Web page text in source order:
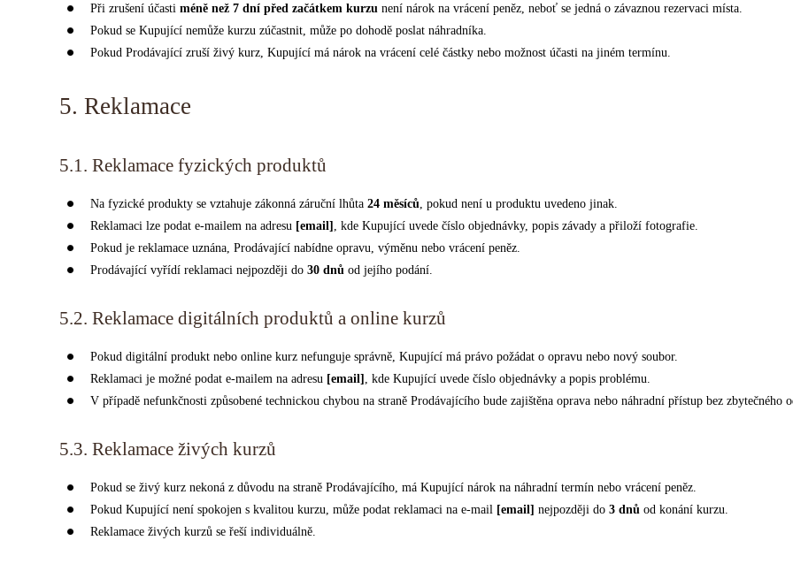
Při zrušení účastiméně než 7 dní před začátkem kurzu není nárok na vrácení peněz, neboť se jedná o závaznou rezervaci místa.
Pokud se Kupující nemůže kurzu zúčastnit, může po dohodě poslat náhradníka.
Pokud Prodávající zruší živý kurz, Kupující má nárok na vrácení celé částky nebo možnost účasti na jiném termínu.
5. Reklamace
5.1. Reklamace fyzických produktů
Na fyzické produkty se vztahuje zákonná záruční lhůta24 měsíců , pokud není u produktu uvedeno jinak.
Reklamaci lze podat e-mailem na adresu [email]
, kde Kupující uvede číslo objednávky, popis závady a přiloží fotografie.
Pokud je reklamace uznána, Prodávající nabídne opravu, výměnu nebo vrácení peněz.
Prodávající vyřídí reklamaci nejpozději do30 dnů od jejího podání.
5.2. Reklamace digitálních produktů a online kurzů
Pokud digitální produkt nebo online kurz nefunguje správně, Kupující má právo požádat o opravu nebo nový soubor.
Reklamaci je možné podat e-mailem na adresu [email] , kde Kupující uvede číslo objednávky a popis problému.
V případě nefunkčnosti způsobené technickou chybou na straně Prodávajícího bude zajištěna oprava nebo náhradní přístup bez zbytečného
5.3. Reklamace živých kurzů
Pokud se živý kurz nekoná z důvodu na straně Prodávajícího, má Kupující nárok na náhradní termín nebo vrácení peněz.
Pokud Kupující není spokojen s kvalitou kurzu, může podat reklamaci na e-mail [email] nejpozději do3 dnů od konání kurzu.
Reklamace živých kurzů se řeší individuálně.